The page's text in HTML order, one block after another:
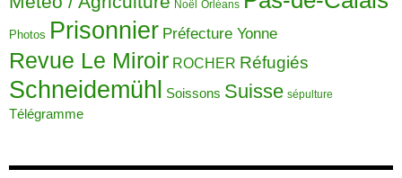
Noël Orléans
Photos Prisonnier Préfecture Yonne
Revue Le Miroir ROCHER Réfugiés
Schneidemühl Soissons Suisse sépulture
Télégramme